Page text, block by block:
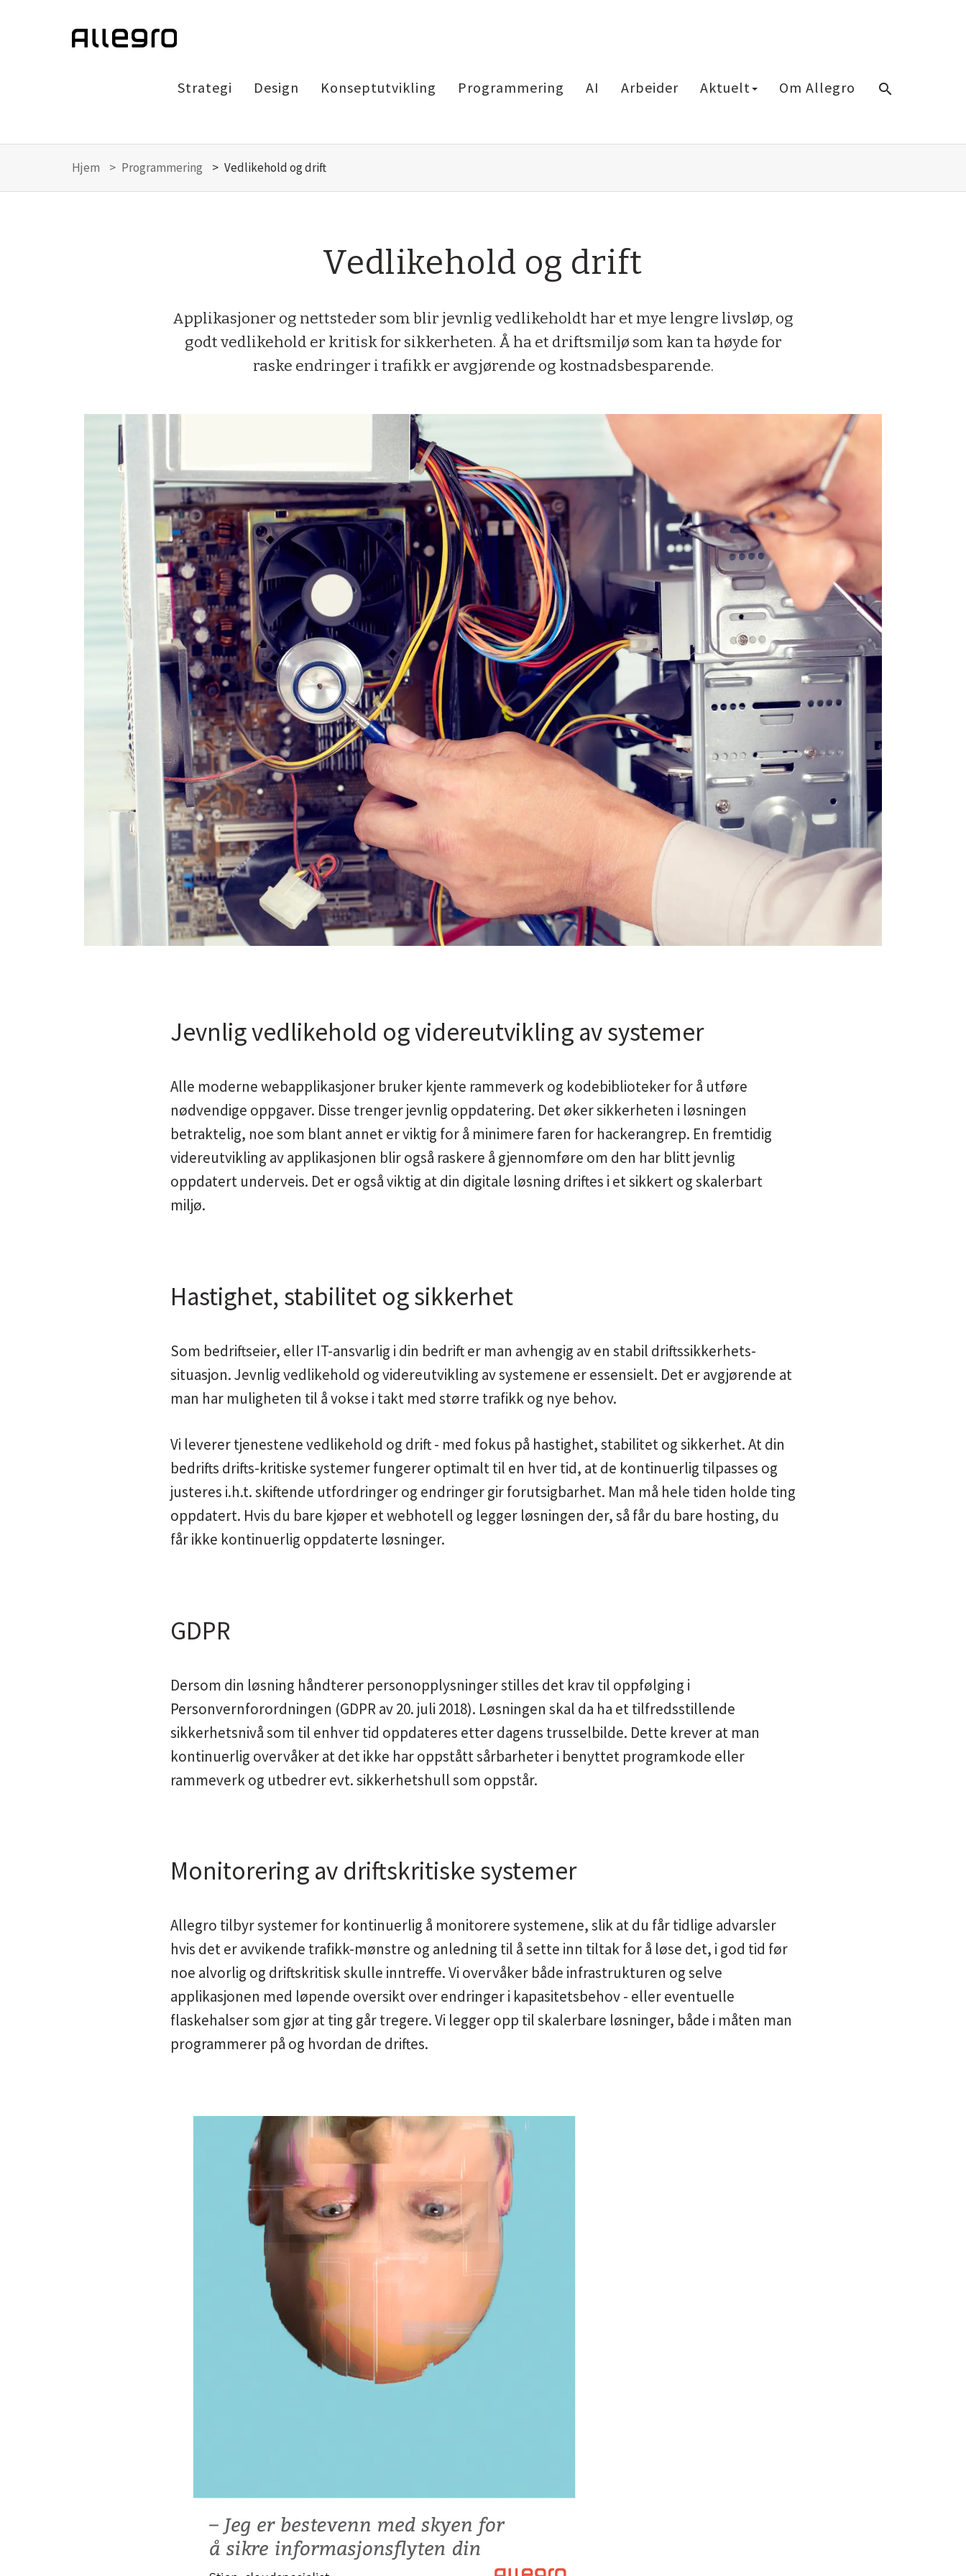
Strategi Design Konseptutvikling Programmering AI Arbeider Aktuelt Om Allegro search
Hjem Programmering Vedlikehold og drift
Vedlikehold og drift
Applikasjoner og nettsteder som blir jevnlig vedlikeholdt har et mye lengre livsløp, og
godt vedlikehold er kritisk for sikkerheten. Å ha et driftsmiljø som kan ta høyde for
raske endringer i trafikk er avgjørende og kostnadsbesparende.
Jevnlig vedlikehold og videreutvikling av systemer
Alle moderne webapplikasjoner bruker kjente rammeverk og kodebiblioteker for å utføre
nødvendige oppgaver. Disse trenger jevnlig oppdatering. Det øker sikkerheten i løsningen
betraktelig, noe som blant annet er viktig for å minimere faren for hackerangrep. En fremtidig
videreutvikling av applikasjonen blir også raskere å gjennomføre om den har blitt jevnlig
oppdatert underveis. Det er også viktig at din digitale løsning driftes i et sikkert og skalerbart
miljø.
Hastighet, stabilitet og sikkerhet
Som bedriftseier, eller IT-ansvarlig i din bedrift er man avhengig av en stabil driftssikkerhets-
situasjon. Jevnlig vedlikehold og videreutvikling av systemene er essensielt. Det er avgjørende at
man har muligheten til å vokse i takt med større trafikk og nye behov.
Vi leverer tjenestene vedlikehold og drift - med fokus på hastighet, stabilitet og sikkerhet. At din
bedrifts drifts-kritiske systemer fungerer optimalt til en hver tid, at de kontinuerlig tilpasses og
justeres i.h.t. skiftende utfordringer og endringer gir forutsigbarhet. Man må hele tiden holde ting
oppdatert. Hvis du bare kjøper et webhotell og legger løsningen der, så får du bare hosting, du
får ikke kontinuerlig oppdaterte løsninger.
GDPR
Dersom din løsning håndterer personopplysninger stilles det krav til oppfølging i
Personvernforordningen (GDPR av 20. juli 2018). Løsningen skal da ha et tilfredsstillende
sikkerhetsnivå som til enhver tid oppdateres etter dagens trusselbilde. Dette krever at man
kontinuerlig overvåker at det ikke har oppstått sårbarheter i benyttet programkode eller
rammeverk og utbedrer evt. sikkerhetshull som oppstår.
Monitorering av driftskritiske systemer
Allegro tilbyr systemer for kontinuerlig å monitorere systemene, slik at du får tidlige advarsler
hvis det er avvikende trafikk-mønstre og anledning til å sette inn tiltak for å løse det, i god tid før
noe alvorlig og driftskritisk skulle inntreffe. Vi overvåker både infrastrukturen og selve
applikasjonen med løpende oversikt over endringer i kapasitetsbehov - eller eventuelle
flaskehalser som gjør at ting går tregere. Vi legger opp til skalerbare løsninger, både i måten man
programmerer på og hvordan de driftes.